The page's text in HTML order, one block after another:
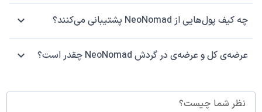
چه کیف پول‌هایی از NeoNomad پشتیبانی می‌کنند؟
عرضه‌ی کل و عرضه‌ی در گردش NeoNomad چقدر است؟
نظر شما چیست؟